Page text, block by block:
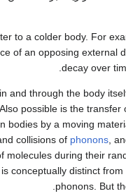
to a colder body. For
of an opposing external
decay over
and through the body
possible is the
bodies by a moving
collisions of phonons ,
molecules during their
is conceptually distinct
phonons. But